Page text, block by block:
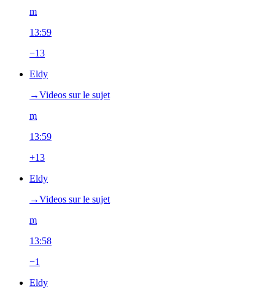
m
13:59
−13
Eldy
→‎Videos sur le sujet
m
13:59
+13
Eldy
→‎Videos sur le sujet
m
13:58
−1
Eldy